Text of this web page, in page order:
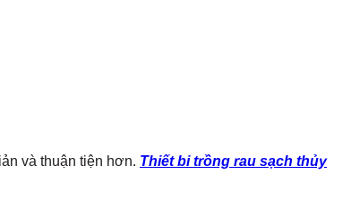
và thuận tiện hơn. Thiết bi trồng rau sạch thủy